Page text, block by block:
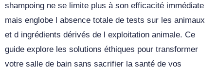
shampoing ne se limite plus à son efficacité immédiate
mais englobe l absence totale de tests sur les animaux
et d ingrédients dérivés de l exploitation animale. Ce
guide explore les solutions éthiques pour transformer
votre salle de bain sans sacrifier la santé de vos